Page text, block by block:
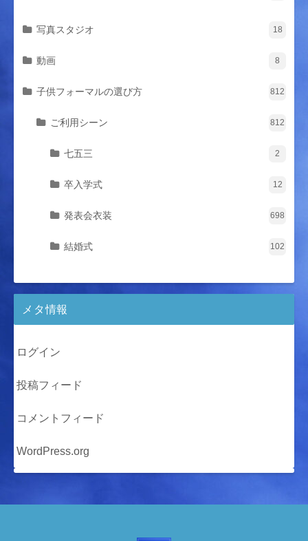
写真スタジオ 18
動画 8
子供フォーマルの選び方 812
ご利用シーン 812
七五三 2
卒入学式 12
発表会衣装 698
結婚式 102
メタ情報
ログイン
投稿フィード
コメントフィード
WordPress.org